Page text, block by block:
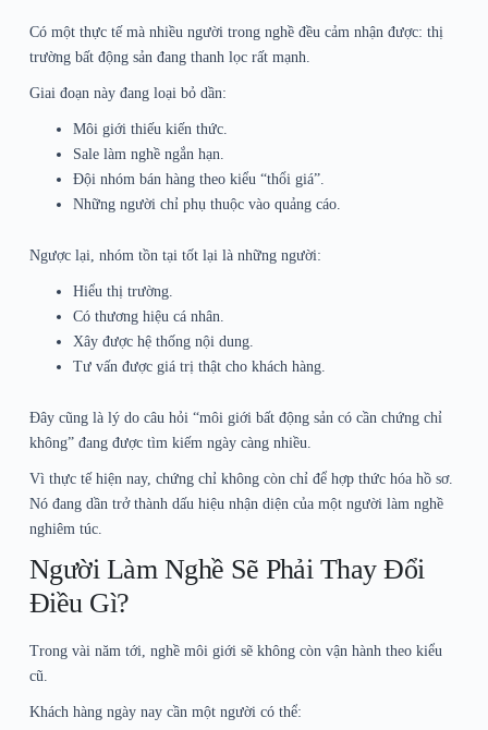
Có một thực tế mà nhiều người trong nghề đều cảm nhận được: thị
trường bất động sản đang thanh lọc rất mạnh.
Giai đoạn này đang loại bỏ dần:
Môi giới thiếu kiến thức.
Sale làm nghề ngắn hạn.
Đội nhóm bán hàng theo kiểu “thổi giá”.
Những người chỉ phụ thuộc vào quảng cáo.
Ngược lại, nhóm tồn tại tốt lại là những người:
Hiểu thị trường.
Có thương hiệu cá nhân.
Xây được hệ thống nội dung.
Tư vấn được giá trị thật cho khách hàng.
Đây cũng là lý do câu hỏi “môi giới bất động sản có cần chứng chỉ
không” đang được tìm kiếm ngày càng nhiều.
Vì thực tế hiện nay, chứng chỉ không còn chỉ để hợp thức hóa hồ sơ.
Nó đang dần trở thành dấu hiệu nhận diện của một người làm nghề
nghiêm túc.
Người Làm Nghề Sẽ Phải Thay Đổi
Điều Gì?
Trong vài năm tới, nghề môi giới sẽ không còn vận hành theo kiểu
cũ.
Khách hàng ngày nay cần một người có thể: